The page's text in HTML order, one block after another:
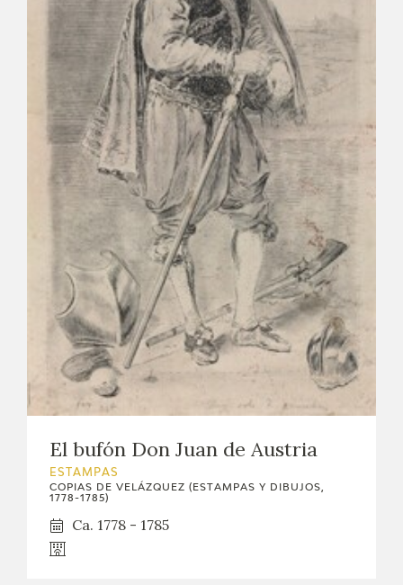
El bufón Don Juan de Austria
ESTAMPAS
COPIAS DE VELÁZQUEZ (ESTAMPAS Y DIBUJOS,
1778-1785)
Ca. 1778 - 1785